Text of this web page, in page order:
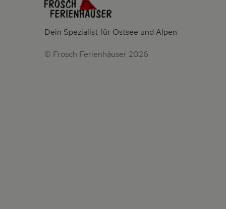
Dein Spezialist für Ostsee und Alpen
© Frosch Ferienhäuser 2026